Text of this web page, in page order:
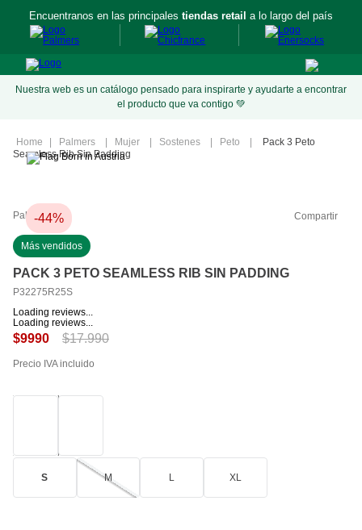
Encuentranos en las principales tiendas retail a lo largo del país
Nuestra web es un catálogo pensado para inspirarte y ayudarte a encontrar
el producto que va contigo 💚
Palmers Mujer Sostenes Peto
Pack 3 Peto
Seamless Rib Sin Padding
-44%
Palmers Compartir
Más vendidos
PACK 3 PETO SEAMLESS RIB SIN PADDING
P32275R25S
Loading reviews...
Loading reviews...
$9990 $17.990
Precio IVA incluido
S M L XL